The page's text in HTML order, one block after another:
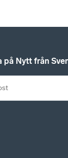
på Nytt från